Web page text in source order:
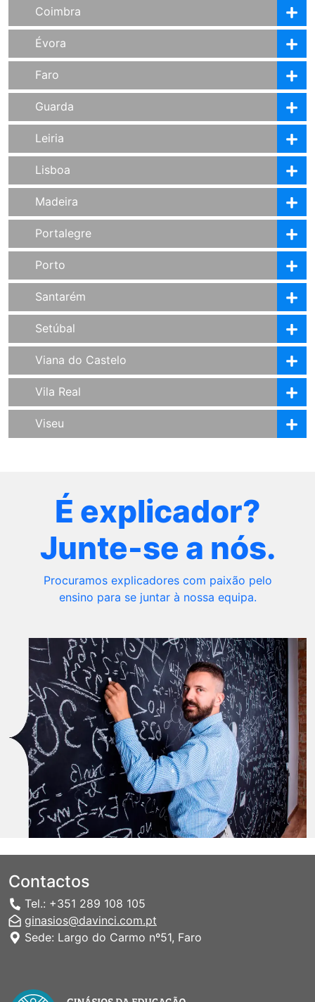
Coimbra
Évora
Faro
Guarda
Leiria
Lisboa
Madeira
Portalegre
Porto
Santarém
Setúbal
Viana do Castelo
Vila Real
Viseu
É explicador?
Junte-se a nós.
Procuramos explicadores com paixão pelo
ensino para se juntar à nossa equipa.
Contactos
Tel.: +351 289 108 105
ginasios@davinci.com.pt
Sede: Largo do Carmo nº51, Faro